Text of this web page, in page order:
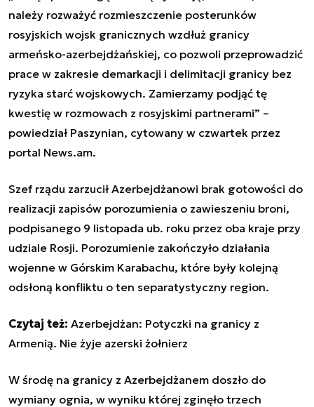
należy rozważyć rozmieszczenie posterunków
rosyjskich wojsk granicznych wzdłuż granicy
armeńsko-azerbejdżańskiej, co pozwoli przeprowadzić
prace w zakresie demarkacji i delimitacji granicy bez
ryzyka starć wojskowych. Zamierzamy podjąć tę
kwestię w rozmowach z rosyjskimi partnerami” –
powiedział Paszynian, cytowany w czwartek przez
portal News.am.
Szef rządu zarzucił Azerbejdżanowi brak gotowości do
realizacji zapisów porozumienia o zawieszeniu broni,
podpisanego 9 listopada ub. roku przez oba kraje przy
udziale Rosji. Porozumienie zakończyło działania
wojenne w Górskim Karabachu, które były kolejną
odsłoną konfliktu o ten separatystyczny region.
Czytaj też: Azerbejdżan: Potyczki na granicy z
Armenią. Nie żyje azerski żołnierz
W środę na granicy z Azerbejdżanem doszło do
wymiany ognia, w wyniku której zginęło trzech